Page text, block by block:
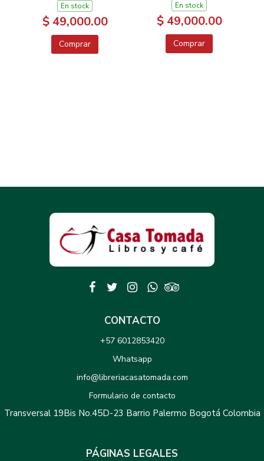
En stock
$ 49,000.00
Comprar
En stock
$ 49,000.00
Comprar
CONTACTO
+57 6012853420
Whatsapp
info@libreriacasatomada.com
Formulario de contacto
Transversal 19Bis No.45D-23 Barrio Palermo Bogotá Colombia
PÁGINAS LEGALES